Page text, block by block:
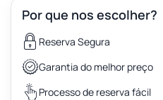
Por que nos escolher?
Reserva Segura
Garantia do melhor preço
Processo de reserva fácil